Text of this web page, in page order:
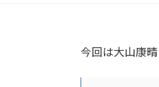
今回は大山康